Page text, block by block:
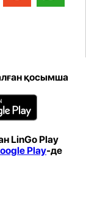
қосымша
LinGo Play
Play-де